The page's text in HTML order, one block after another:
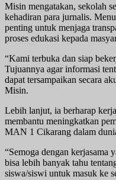
Misin mengatakan, sekolah
kehadiran para jurnalis.
penting untuk menjaga
proses edukasi kepada
“Kami terbuka dan siap
Tujuannya agar informasi
dapat tersampaikan secara
Misin.
Lebih lanjut, ia berharap
membantu meningkatkan
MAN 1 Cikarang dalam
“Semoga dengan kerjasama
bisa lebih banyak tahu
siswa/siswi untuk masuk ke